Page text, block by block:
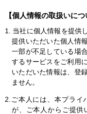
【個人情報の取扱いにつ
1. 当社に個人情報を提供
提供いただいた個人情
一部が不足している場
するサービスをご利用
いただいた情報は、登
ません。
2.ご本人には、本プライ
が、ご本人からご提供